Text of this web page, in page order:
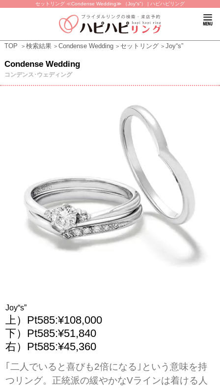
セットリング ≪Condense Wedding≫ （Joy“s”） | ハピハピリング
TOP 検索結果 Condense Wedding セットリング Joy“s”
Condense Wedding
コンデンス･ウェディング
Joy“s”
上）Pt585:¥108,000
下）Pt585:¥51,840
右）Pt585:¥45,360
｢二人でいると喜びも2倍になる｣という意味を持
つリング。正統派の緩やかなVラインは着ける人